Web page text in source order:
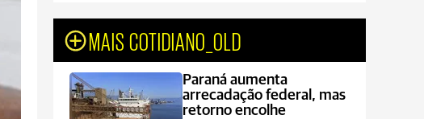
MAIS COTIDIANO_OLD
Paraná aumenta
arrecadação federal, mas
retorno encolhe